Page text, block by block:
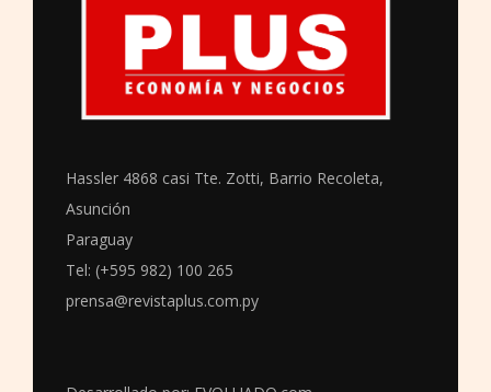
Hassler 4868 casi Tte. Zotti, Barrio Recoleta,
Asunción
Paraguay
Tel: (+595 982) 100 265
prensa@revistaplus.com.py